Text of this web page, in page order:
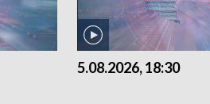
5.08.2026, 18:30